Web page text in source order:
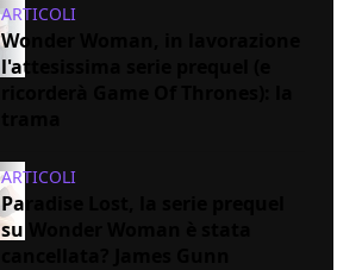
ARTICOLI
Wonder Woman, in lavorazione
l'attesissima serie prequel (e
ARTICOLI
Paradise Lost, la serie prequel
su Wonder Woman è stata